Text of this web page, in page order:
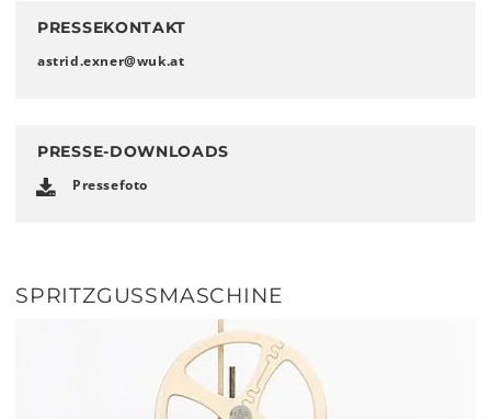
PRESSEKONTAKT
astrid.exner@wuk.at
PRESSE-DOWNLOADS
Pressefoto
SPRITZGUSSMASCHINE